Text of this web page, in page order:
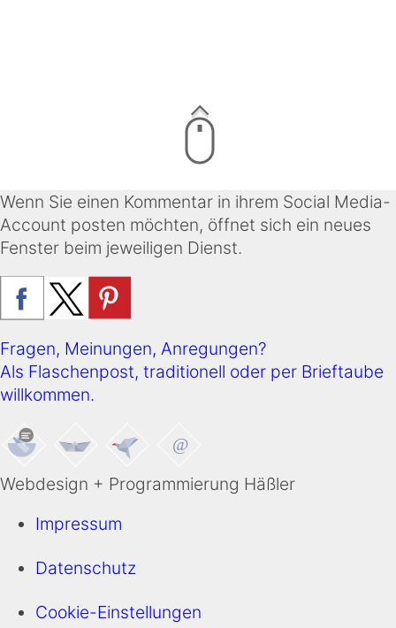
Wenn Sie einen Kommentar in ihrem Social Media-
Account posten möchten, öffnet sich ein neues
Fenster beim jeweiligen Dienst.
Fragen, Meinungen, Anregungen?
Als Flaschenpost, traditionell oder per Brieftaube
willkommen.
Webdesign + Programmierung Häßler
Impressum
Datenschutz
Cookie-Einstellungen